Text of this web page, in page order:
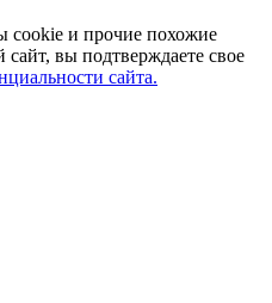
cookie и прочие похожие
вы подтверждаете свое
сайта.